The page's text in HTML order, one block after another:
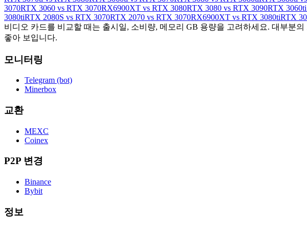
3070RTX 3060 vs RTX 3070RX6900XT vs RTX 3080RTX 3080 vs RTX 3090RTX
3080tiRTX 2080S vs RTX 3070RTX 2070 vs RTX 3070RX6900XT vs RTX 3080tiRTX
비디오 카드를 비교할 때는 출시일, 소비량, 메모리 GB 용량을 고려하세요. 대부분
좋아 보입니다.
모니터링
Telegram (bot)
Minerbox
교환
MEXC
Coinex
P2P 변경
Binance
Bybit
정보